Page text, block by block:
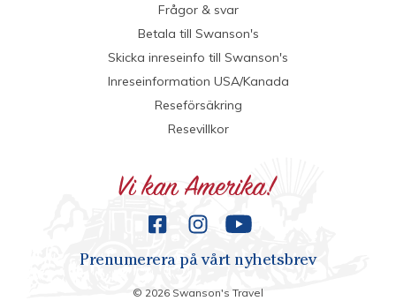
Frågor & svar
Betala till Swanson's
Skicka inreseinfo till Swanson's
Inreseinformation USA/Kanada
Reseförsäkring
Resevillkor
Prenumerera på vårt nyhetsbrev
© 2026 Swanson's Travel